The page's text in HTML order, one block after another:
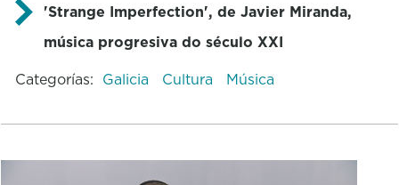
'Strange Imperfection', de Javier Miranda,
música progresiva do século XXI
Categorías: Galicia Cultura Música